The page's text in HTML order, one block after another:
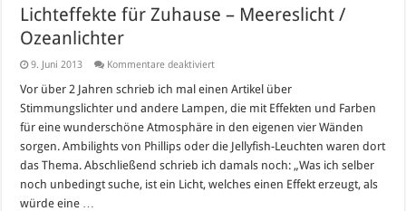
Lichteffekte für Zuhause – Meereslicht /
Ozeanlichter
9. Juni 2013 Kommentare deaktiviertfür
für
–
Meereslicht
/
Ozeanlichter
Vor über 2 Jahren schrieb ich mal einen Artikel über
Stimmungslichter und andere Lampen, die mit Effekten und Farben
für eine wunderschöne Atmosphäre in den eigenen vier Wänden
sorgen. Ambilights von Phillips oder die Jellyfish-Leuchten waren dort
das Thema. Abschließend schrieb ich damals noch: „Was ich selber
noch unbedingt suche, ist ein Licht, welches einen Effekt erzeugt, als
würde eine …